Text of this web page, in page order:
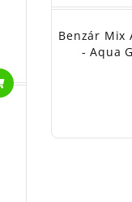
Benzár Mix
- Aqua